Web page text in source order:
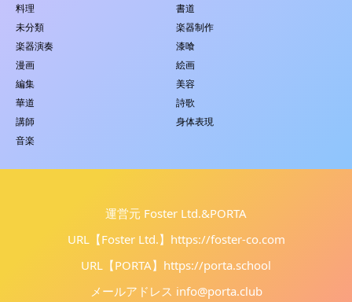
料理
書道
未分類
楽器制作
楽器演奏
漆喰
漫画
絵画
編集
美容
華道
詩歌
講師
身体表現
音楽
運営元 Foster Ltd.&PORTA
URL【Foster Ltd.】 https://foster-co.com
URL【PORTA】 https://porta.school
メールアドレス info@porta.club